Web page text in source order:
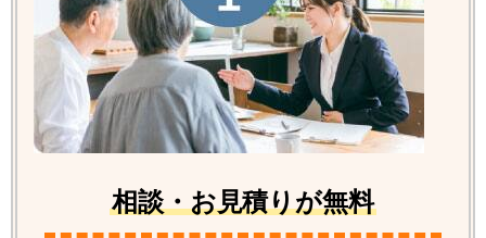
相談・お見積りが無料